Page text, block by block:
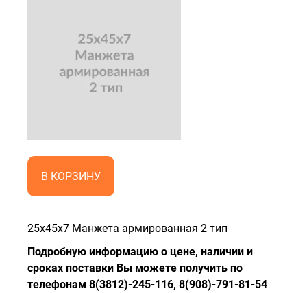
В КОРЗИНУ
25x45x7 Манжета армированная 2 тип
Подробную информацию о цене, наличии и
сроках поставки Вы можете получить по
телефонам 8(3812)-245-116, 8(908)-791-81-54